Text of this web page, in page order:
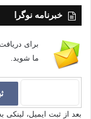
خبرنامه نوگرا
برای
ما شوید.
بعد از ثبت ایمیل، لینکی